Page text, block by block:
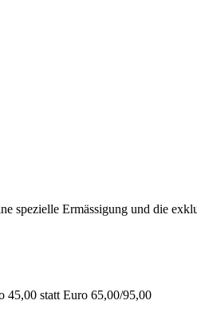
spezielle Ermässigung und die
45,00 statt Euro 65,00/95,00